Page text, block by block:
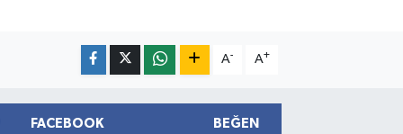
A- A+
FACEBOOK BEĞEN